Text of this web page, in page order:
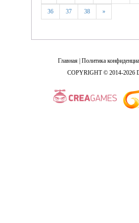
36 37 38 »
Главная Политика
COPYRIGHT © 2014-2026